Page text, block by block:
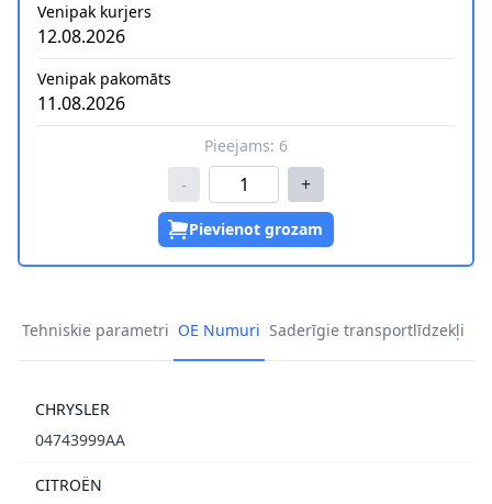
Venipak kurjers
12.08.2026
Venipak pakomāts
11.08.2026
Pieejams: 6
- +
Pievienot grozam
Tehniskie parametri OE Numuri Saderīgie transportlīdzekļi
CHRYSLER
04743999AA
CITROËN